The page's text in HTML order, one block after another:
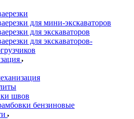
для мини-экскаваторов
для экскаваторов
для экскаваторов-
швов
бензиновые